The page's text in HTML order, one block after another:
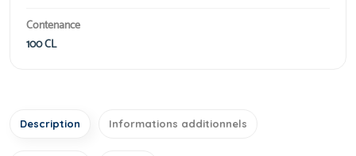
Contenance
100 CL
Description Informations additionnels